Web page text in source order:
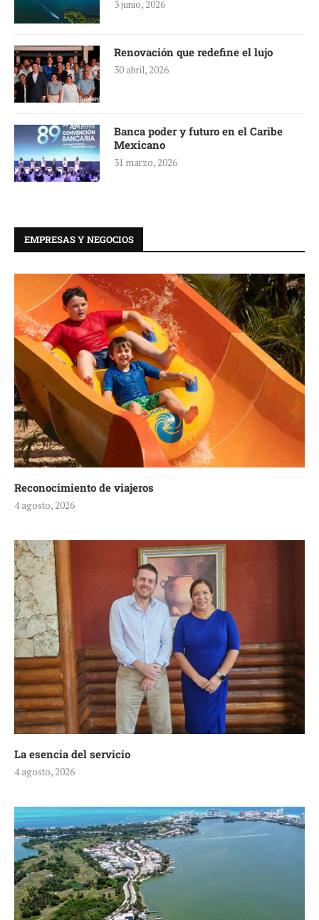
3 junio, 2026
Renovación que redefine el lujo
30 abril, 2026
Banca poder y futuro en el Caribe
Mexicano
31 marzo, 2026
EMPRESAS Y NEGOCIOS
Reconocimiento de viajeros
4 agosto, 2026
La esencia del servicio
4 agosto, 2026